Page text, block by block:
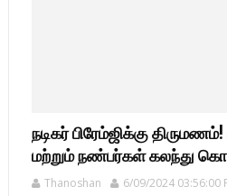
நடிகர் பிரேம்ஜிக்கு
மற்றும் நண்பர்கள் கலந்து
Thanoshan 6/09/2024 03:56:00